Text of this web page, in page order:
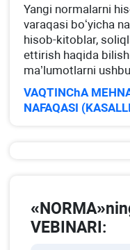
Yangi normalarni
varaqasi boʻyicha
hisob-kitoblar,
ettirish haqida
ma’lumotlarni
VAQTINChA
NAFAQASI
VEBINARI: